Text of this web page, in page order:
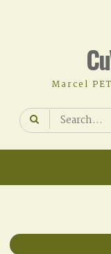
Marcel
Search
for: